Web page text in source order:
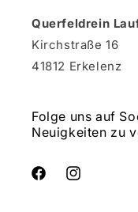
Querfeldrein
Kirchstraße 16
41812 Erkelenz
Folge uns auf
Neuigkeiten zu
FacebookInstagram